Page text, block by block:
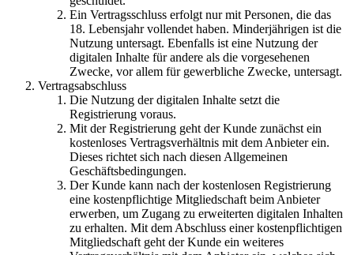
Ein Vertragsschluss erfolgt nur mit Personen, die das
18. Lebensjahr vollendet haben. Minderjährigen ist die
Nutzung untersagt. Ebenfalls ist eine Nutzung der
digitalen Inhalte für andere als die vorgesehenen
Zwecke, vor allem für gewerbliche Zwecke, untersagt.
Vertragsabschluss
Die Nutzung der digitalen Inhalte setzt die
Registrierung voraus.
Mit der Registrierung geht der Kunde zunächst ein
kostenloses Vertragsverhältnis mit dem Anbieter ein.
Dieses richtet sich nach diesen Allgemeinen
Geschäftsbedingungen.
Der Kunde kann nach der kostenlosen Registrierung
eine kostenpflichtige Mitgliedschaft beim Anbieter
erwerben, um Zugang zu erweiterten digitalen Inhalten
zu erhalten. Mit dem Abschluss einer kostenpflichtigen
Mitgliedschaft geht der Kunde ein weiteres